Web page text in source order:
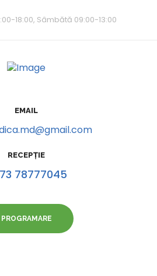
18:00, Sâmbătă 09:00-13:00
EMAIL
RECEPȚIE
78777045
PROGRAMARE